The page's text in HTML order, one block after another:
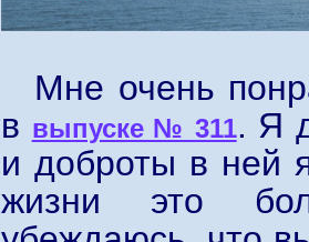
Мне очень
в выпуске № 311. Я
и доброты в ней
жизни это